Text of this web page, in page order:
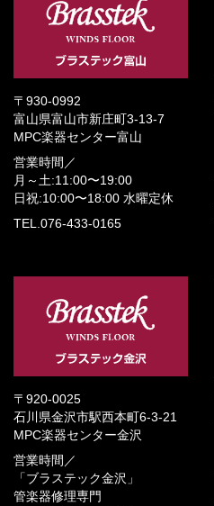
〒930-0992
富山県富山市新庄町3-13-7
MPC楽器センター富山
営業時間／
月～土:11:00〜19:00
日祝:10:00〜18:00 水曜定休
TEL.076-433-0165
〒920-0025
石川県金沢市駅西本町6-3-21
MPC楽器センター金沢
営業時間／
「ブラステック金沢」
管楽器修理専門